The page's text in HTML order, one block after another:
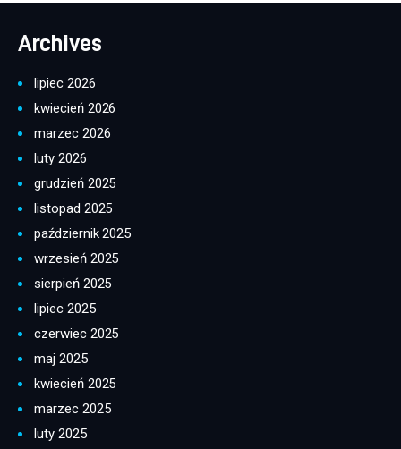
Archives
lipiec 2026
kwiecień 2026
marzec 2026
luty 2026
grudzień 2025
listopad 2025
październik 2025
wrzesień 2025
sierpień 2025
lipiec 2025
czerwiec 2025
maj 2025
kwiecień 2025
marzec 2025
luty 2025